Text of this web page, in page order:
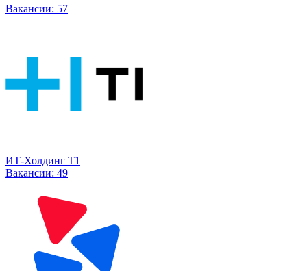
Вакансии: 57
ИТ-Холдинг Т1
Вакансии: 49